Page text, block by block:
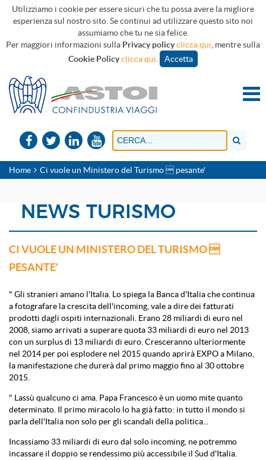
Utilizziamo i cookie per essere sicuri che tu possa avere la migliore
esperienza sul nostro sito. Se continui ad utilizzare questo sito noi
assumiamo che tu ne sia felice.
Per maggiori informazioni sulla Privacy policyclicca qui , mentre sulla
Cookie Policyclicca qui Accetta
Home Ci vuole un Ministero del Turismo  pesante'
NEWS TURISMO
CI VUOLE UN MINISTERO DEL TURISMO 
PESANTE'
" Gli stranieri amano l'Italia. Lo spiega la Banca d'Italia che continua
a fotografare la crescita dell'incoming, vale a dire dei fatturati
prodotti dagli ospiti internazionali. Erano 28 miliardi di euro nel
2008, siamo arrivati a superare quota 33 miliardi di euro nel 2013
con un surplus di 13 miliardi di euro. Cresceranno ulteriormente
nel 2014 per poi esplodere nel 2015 quando aprirà EXPO a Milano,
la manifestazione che durerà dal primo maggio fino al 30 ottobre
2015.
" Lassù qualcuno ci ama. Papa Francesco è un uomo mite quanto
determinato. Il primo miracolo lo ha già fatto: in tutto il mondo si
parla dell'Italia non solo per gli scandali della politica...
Incassiamo 33 miliardi di euro dal solo incoming, ne potremmo
incassare il doppio se rendessimo più accessibile il Sud d'Italia.